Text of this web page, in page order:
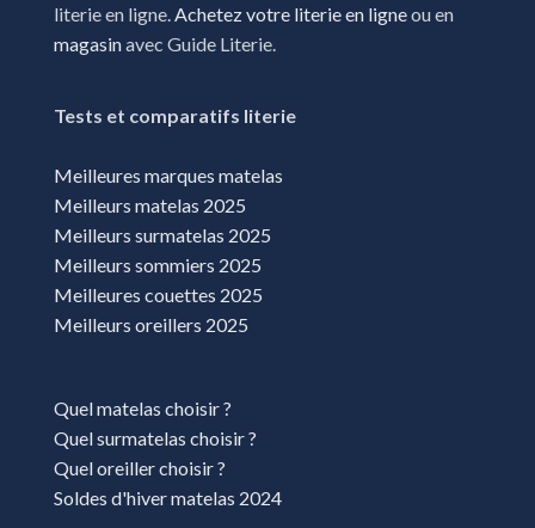
literie en ligne. Achetez votre literie en ligneou en
magasinavec Guide Literie.
Tests et comparatifs literie
Meilleures marques matelas
Meilleurs matelas 2025
Meilleurs surmatelas 2025
Meilleurs sommiers 2025
Meilleures couettes 2025
Meilleurs oreillers 2025
Quel matelas choisir ?
Quel surmatelas choisir ?
Quel oreiller choisir ?
Soldes d'hiver matelas 2024